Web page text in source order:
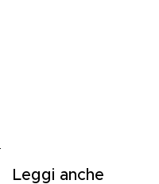
Leggi anche